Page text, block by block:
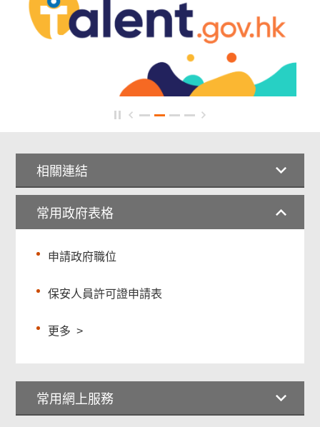
相關連結
常用政府表格
申請政府職位
保安人員許可證申請表
更多 >
常用網上服務